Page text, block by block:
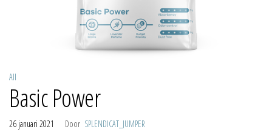
All
Basic Power
26 januari 2021 Door SPLENDICAT_JUMPER